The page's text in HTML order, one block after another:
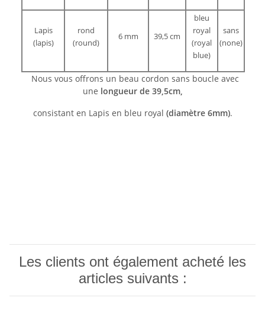
Lapis
(lapis)
rond
(round)
6 mm 39,5 cm
bleu
royal
(royal
blue)
sans
(none)
Nous vous offrons un beau cordon sans boucle avec
une longueur de 39,5cm,
consistant en Lapis en bleu royal (diamètre 6mm).
Les clients ont également acheté les
articles suivants :